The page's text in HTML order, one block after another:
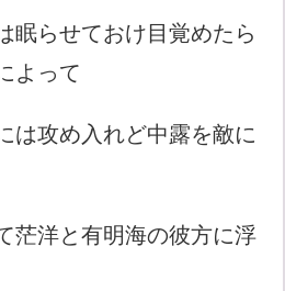
眠らせておけ目覚めたら
よって
は攻め入れど中露を敵に
茫洋と有明海の彼方に浮